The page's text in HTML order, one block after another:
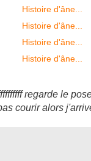
regarde le
courir alors